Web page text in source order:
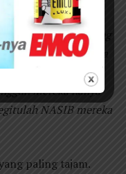
adalah buah
orang-orang yang
mereka lupa
akan mampu
mereka hanya
NASIB mereka
paling tajam.